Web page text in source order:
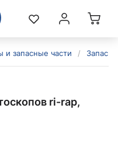
и запасные части /
ri-rap,